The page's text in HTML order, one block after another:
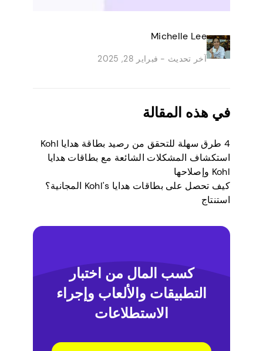
Michelle Lee
آخر تحديث - فبراير 28, 2025
في هذه المقالة
4 طرق سهلة للتحقق من رصيد بطاقة هدايا Kohl
استكشاف المشكلات الشائعة مع بطاقات هدايا
Kohl وإصلاحها
كيف تحصل على بطاقات هدايا Kohl's المجانية؟
استنتاج
كسب المال من اختبار
التطبيقات والألعاب وإجراء
الاستطلاعات